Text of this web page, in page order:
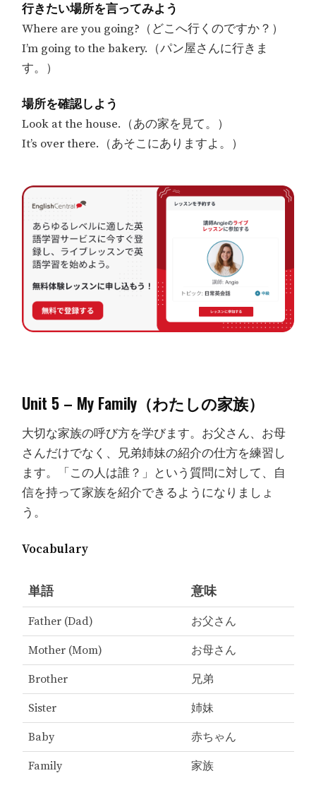
行きたい場所を言ってみよう
Where are you going?（どこへ行くのですか？）
I’m going to the bakery.（パン屋さんに行きま
す。）
場所を確認しよう
Look at the house.（あの家を見て。）
It’s over there.（あそこにありますよ。）
Unit 5 – My Family（わたしの家族）
大切な家族の呼び方を学びます。お父さん、お母
さんだけでなく、兄弟姉妹の紹介の仕方を練習し
ます。「この人は誰？」という質問に対して、自
信を持って家族を紹介できるようになりましょ
う。
Vocabulary
単語 意味
Father (Dad) お父さん
Mother (Mom) お母さん
Brother 兄弟
Sister 姉妹
Baby 赤ちゃん
Family 家族